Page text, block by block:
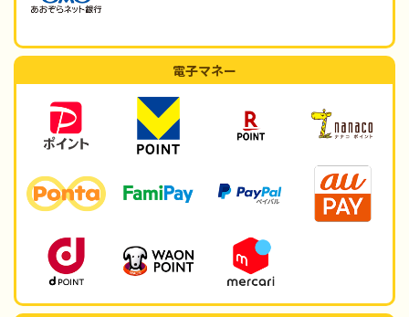
電子マネー